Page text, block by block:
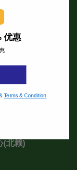
岛)
(北赖)
优惠
Terms & Condition